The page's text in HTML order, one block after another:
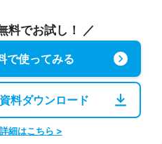
料でお試し！ ／
で使ってみる
料ダウンロード
細はこちら >